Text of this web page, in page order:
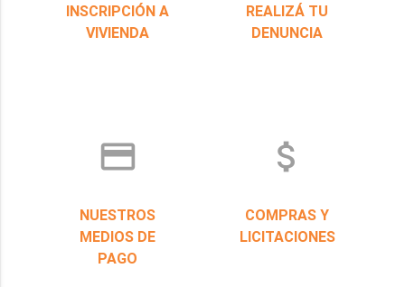
INSCRIPCIÓN A
VIVIENDA
REALIZÁ TU
DENUNCIA
credit_card
NUESTROS
MEDIOS DE
PAGO
attach_money
COMPRAS Y
LICITACIONES